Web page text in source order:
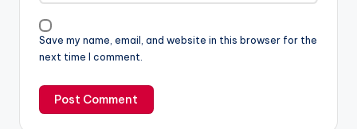
Save my name, email, and website in this browser for the
next time I comment.